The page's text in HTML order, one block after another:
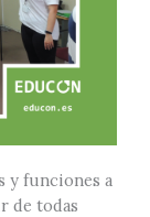
y funciones a
de todas